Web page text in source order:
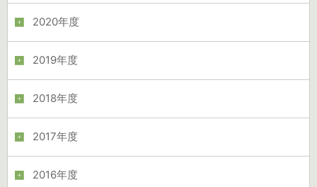
2020年度
2019年度
2018年度
2017年度
2016年度